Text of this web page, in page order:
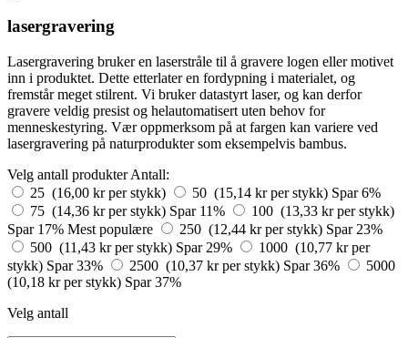
lasergravering
Lasergravering bruker en laserstråle til å gravere logen eller motivet
inn i produktet. Dette etterlater en fordypning i materialet, og
fremstår meget stilrent. Vi bruker datastyrt laser, og kan derfor
gravere veldig presist og helautomatisert uten behov for
menneskestyring. Vær oppmerksom på at fargen kan variere ved
lasergravering på naturprodukter som eksempelvis bambus.
Velg antall produkter Antall:
25 (16,00 kr per stykk)
50 (15,14 kr per stykk) Spar 6%
75 (14,36 kr per stykk) Spar 11%
100 (13,33 kr per stykk)
Spar 17% Mest populære 250 (12,44 kr per stykk) Spar 23%
500 (11,43 kr per stykk) Spar 29%
1000 (10,77 kr per
stykk) Spar 33% 2500 (10,37 kr per stykk) Spar 36%
5000
(10,18 kr per stykk) Spar 37%
Velg antall